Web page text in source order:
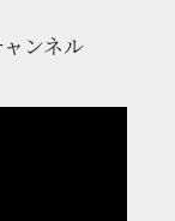
ンネル